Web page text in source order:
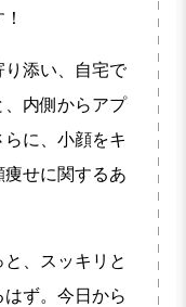
り添い、自宅で
内側からアプ
に、小顔をキ
せに関するあ
、スッキリと
ず。今日から